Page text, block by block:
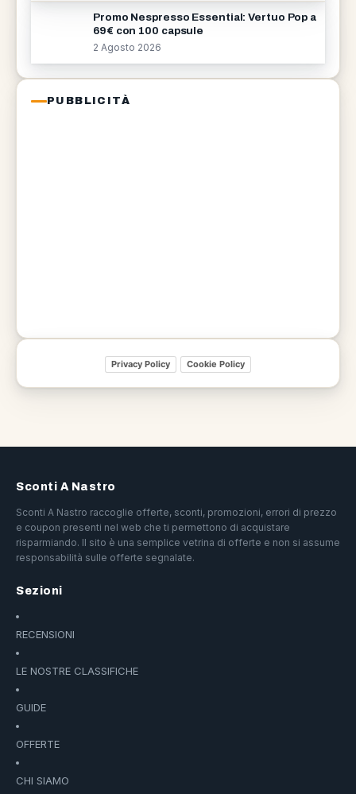
Promo Nespresso Essential: Vertuo Pop a
69€ con 100 capsule
2 Agosto 2026
PUBBLICITÀ
Privacy Policy Cookie Policy
Sconti A Nastro
Sconti A Nastro raccoglie offerte, sconti, promozioni, errori di prezzo
e coupon presenti nel web che ti permettono di acquistare
risparmiando. Il sito è una semplice vetrina di offerte e non si assume
responsabilità sulle offerte segnalate.
Sezioni
RECENSIONI
LE NOSTRE CLASSIFICHE
GUIDE
OFFERTE
CHI SIAMO